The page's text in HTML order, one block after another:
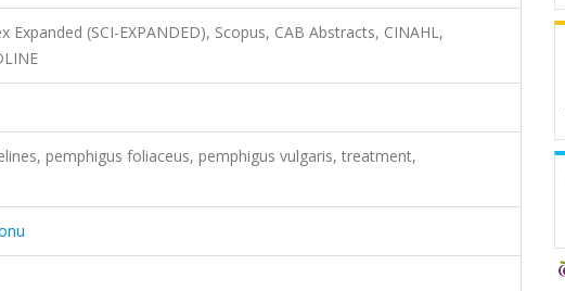
Expanded (SCI-EXPANDED), Scopus, CAB Abstracts, CINAHL,
pemphigus foliaceus, pemphigus vulgaris, treatment,